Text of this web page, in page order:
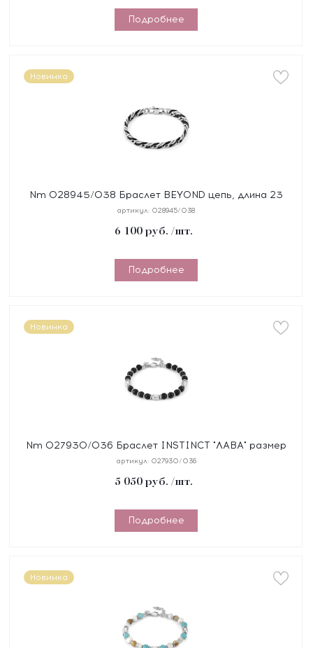
Подробнее
Новинка
Nm 028945/038 Браслет BEYOND цепь, длина 23
см, сталь, покрытие черное PVD
артикул: 028945/038
6 100 руб. /шт.
Подробнее
Новинка
Nm 027930/036 Браслет INSTINCT "ЛАВА" размер
18-21 см, синтетический шнур, сталь, камни
артикул: 027930/036
5 050 руб. /шт.
Подробнее
Новинка